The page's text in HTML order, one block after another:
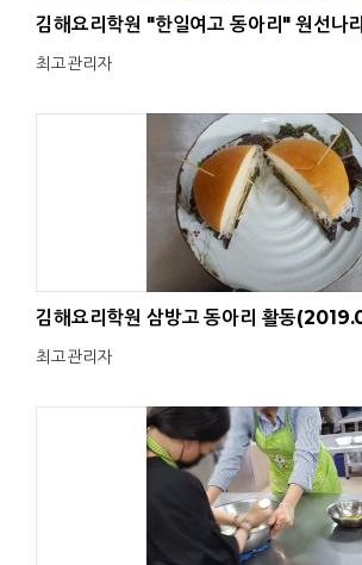
김해요리학원 "한일여고 동아리" 원선
최고관리자
김해요리학원 삼방고 동아리 활동
최고관리자